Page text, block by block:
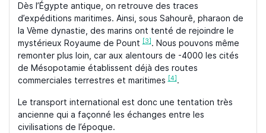
Dès l’Égypte antique, on retrouve des traces
d’expéditions maritimes. Ainsi, sous Sahourê, pharaon de
la Vème dynastie, des marins ont tenté de rejoindre le
mystérieux Royaume de Pount [3]. Nous pouvons même
remonter plus loin, car aux alentours de -4000 les cités
de Mésopotamie établissent déjà des routes
commerciales terrestres et maritimes [4].
Le transport international est donc une tentation très
ancienne qui a façonné les échanges entre les
civilisations de l’époque.